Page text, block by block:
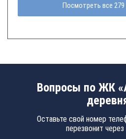
Посмотреть все 279
Вопросы по ЖК
Оставьте свой номер
перезвонит